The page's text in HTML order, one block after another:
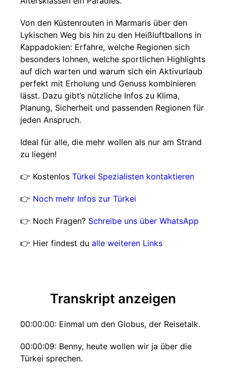
Von den Küstenrouten in Marmaris über den
Lykischen Weg bis hin zu den Heißluftballons in
Kappadokien: Erfahre, welche Regionen sich
besonders lohnen, welche sportlichen Highlights
auf dich warten und warum sich ein Aktivurlaub
perfekt mit Erholung und Genuss kombinieren
lässt. Dazu gibt’s nützliche Infos zu Klima,
Planung, Sicherheit und passenden Regionen für
jeden Anspruch.
Ideal für alle, die mehr wollen als nur am Strand
zu liegen!
👉 Kostenlos Türkei Spezialisten kontaktieren
👉 Noch mehr Infos zur Türkei
👉 Noch Fragen? Schreibe uns über WhatsApp
👉 Hier findest du alle weiteren Links
Transkript anzeigen
00:00:00: Einmal um den Globus, der Reisetalk.
00:00:09: Benny, heute wollen wir ja über die
Türkei sprechen.